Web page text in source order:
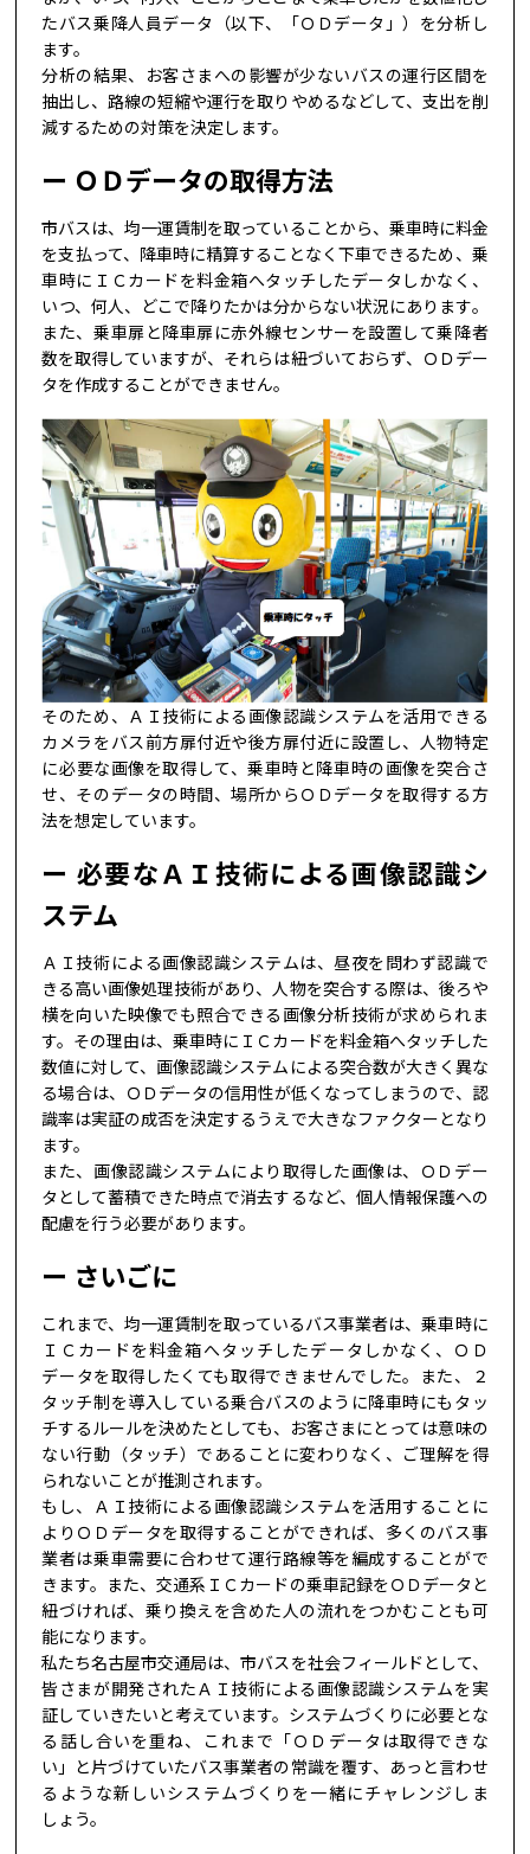
たバス乗降人員データ（以下、「ＯＤデータ」）を分析し
ます。
分析の結果、お客さまへの影響が少ないバスの運行区間を
抽出し、路線の短縮や運行を取りやめるなどして、支出を削
減するための対策を決定します。
ＯＤデータの取得方法
市バスは、均一運賃制を取っていることから、乗車時に料金
を支払って、降車時に精算することなく下車できるため、乗
車時にＩＣカードを料金箱へタッチしたデータしかなく、
いつ、何人、どこで降りたかは分からない状況にあります。
また、乗車扉と降車扉に赤外線センサーを設置して乗降者
数を取得していますが、それらは紐づいておらず、ＯＤデー
タを作成することができません。
そのため、ＡＩ技術による画像認識システムを活用できる
カメラをバス前方扉付近や後方扉付近に設置し、人物特定
に必要な画像を取得して、乗車時と降車時の画像を突合さ
せ、そのデータの時間、場所からＯＤデータを取得する方
法を想定しています。
必要なＡＩ技術による画像認識シ
ステム
ＡＩ技術による画像認識システムは、昼夜を問わず認識で
きる高い画像処理技術があり、人物を突合する際は、後ろや
横を向いた映像でも照合できる画像分析技術が求められま
す。その理由は、乗車時にＩＣカードを料金箱へタッチした
数値に対して、画像認識システムによる突合数が大きく異な
る場合は、ＯＤデータの信用性が低くなってしまうので、認
識率は実証の成否を決定するうえで大きなファクターとなり
ます。
また、画像認識システムにより取得した画像は、ＯＤデー
タとして蓄積できた時点で消去するなど、個人情報保護への
配慮を行う必要があります。
さいごに
これまで、均一運賃制を取っているバス事業者は、乗車時に
ＩＣカードを料金箱へタッチしたデータしかなく、ＯＤ
データを取得したくても取得できませんでした。また、２
タッチ制を導入している乗合バスのように降車時にもタッ
チするルールを決めたとしても、お客さまにとっては意味の
ない行動（タッチ）であることに変わりなく、ご理解を得
られないことが推測されます。
もし、ＡＩ技術による画像認識システムを活用することに
よりＯＤデータを取得することができれば、多くのバス事
業者は乗車需要に合わせて運行路線等を編成することがで
きます。また、交通系ＩＣカードの乗車記録をＯＤデータと
紐づければ、乗り換えを含めた人の流れをつかむことも可
能になります。
私たち名古屋市交通局は、市バスを社会フィールドとして、
皆さまが開発されたＡＩ技術による画像認識システムを実
証していきたいと考えています。システムづくりに必要とな
る話し合いを重ね、これまで「ＯＤデータは取得できな
い」と片づけていたバス事業者の常識を覆す、あっと言わせ
るような新しいシステムづくりを一緒にチャレンジしま
しょう。